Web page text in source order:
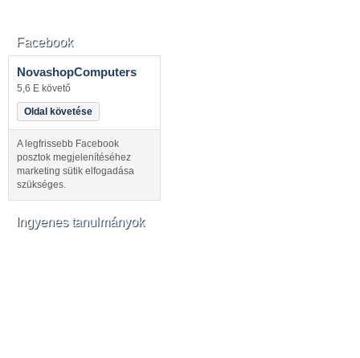
Facebook
NovashopComputers
5,6 E követő
Oldal követése
A legfrissebb Facebook
posztok megjelenítéséhez
marketing sütik elfogadása
szükséges.
Ingyenes tanulmányok